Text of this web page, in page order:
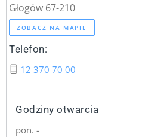
Głogów 67-210
ZOBACZ NA MAPIE
Telefon:
12 370 70 00
Godziny otwarcia
pon. -